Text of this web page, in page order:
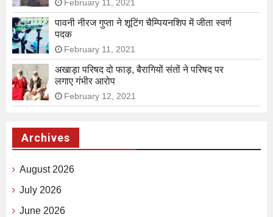
February 11, 2021
पावनी नीरज गुप्ता ने शूटिंग चैम्पियनशिप में जीता स्वर्ण
पदक
February 11, 2021
अखाड़ा परिषद दो फाड़, बैरागियों संतों ने परिषद पर
लगाए गंभीर आरोप
February 12, 2021
Archives
August 2026
July 2026
June 2026